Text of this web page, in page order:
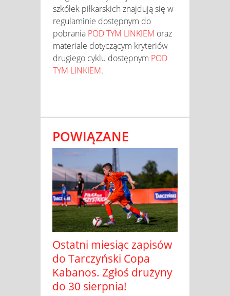
szkółek piłkarskich znajdują się w
regulaminie dostępnym do
pobrania POD TYM LINKIEM oraz
materiale dotyczącym kryteriów
drugiego cyklu dostępnym POD
TYM LINKIEM.
POWIĄZANE
Ostatni miesiąc zapisów
do Tarczyński Copa
Kabanos. Zgłoś drużyny
do 30 sierpnia!